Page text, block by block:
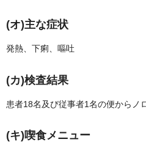
(オ)主な症状
発熱、下痢、嘔吐
(カ)検査結果
患者18名及び従事者1名の便からノ
(キ)喫食メニュー